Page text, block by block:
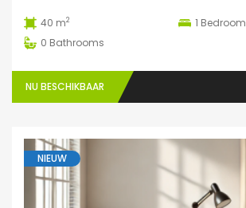
40 m2 1 Bedroom
0 Bathrooms
NU BESCHIKBAAR
NIEUW